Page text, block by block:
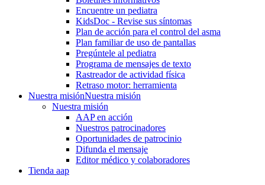
Encuentre un pediatra
KidsDoc - Revise sus síntomas
Plan de acción para el control del asma
Plan familiar de uso de pantallas
Pregúntele al pediatra
Programa de mensajes de texto
Rastre​​ador de activida​d física
Retraso motor: herramienta
Nuestra misiónNuestra misión
Nuestra misión
AAP en acción
Nuestros patrocinadores
Oportunidades de patrocinio
Difunda el mensaje
Editor médico y colaboradores
Tienda aap